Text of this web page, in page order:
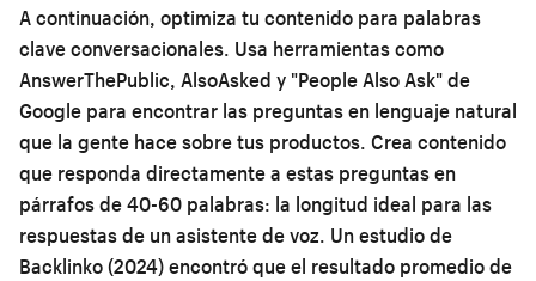
A continuación, optimiza tu contenido para palabras
clave conversacionales. Usa herramientas como
AnswerThePublic, AlsoAsked y "People Also Ask" de
Google para encontrar las preguntas en lenguaje natural
que la gente hace sobre tus productos. Crea contenido
que responda directamente a estas preguntas en
párrafos de 40-60 palabras: la longitud ideal para las
respuestas de un asistente de voz. Un estudio de
Backlinko (2024) encontró que el resultado promedio de